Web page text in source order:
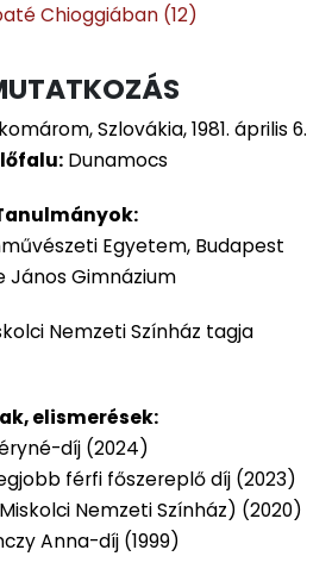
Chioggiában (12)
Szlovákia, 1981. április 6.
Dunamocs
Egyetem, Budapest
János Gimnázium
Nemzeti Színház tagja
elismerések:
díj (2024)
férfi főszereplő díj (2023)
Nemzeti Színház) (2020)
Anna-díj (1999)